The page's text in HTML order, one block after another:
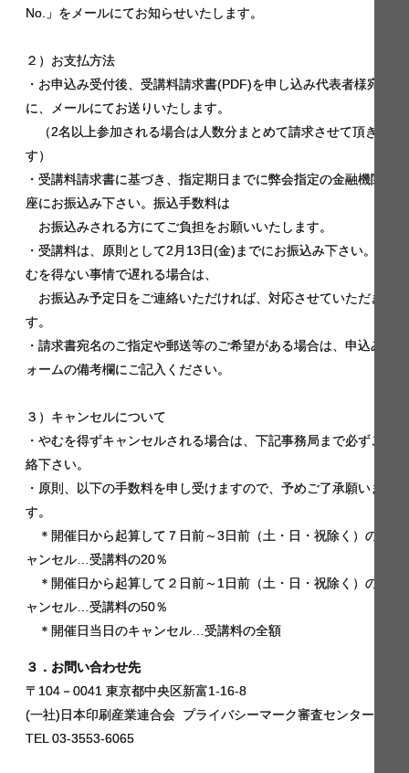
No.」をメールにてお知らせいたします。
２）お支払方法
・お申込み受付後、受講料請求書(PDF)を申し込み代表者様宛
に、メールにてお送りいたします。
（2名以上参加される場合は人数分まとめて請求させて頂きま
す）
・受講料請求書に基づき、指定期日までに弊会指定の金融機関口
座にお振込み下さい。振込手数料は
お振込みされる方にてご負担をお願いいたします。
・受講料は、原則として2月13日(金)までにお振込み下さい。や
むを得ない事情で遅れる場合は、
お振込み予定日をご連絡いただければ、対応させていただきま
す。
・請求書宛名のご指定や郵送等のご希望がある場合は、申込みフ
ォームの備考欄にご記入ください。
３）キャンセルについて
・やむを得ずキャンセルされる場合は、下記事務局まで必ずご連
絡下さい。
・原則、以下の手数料を申し受けますので、予めご了承願いま
す。
＊開催日から起算して７日前～3日前（土・日・祝除く）のキ
ャンセル…受講料の20％
＊開催日から起算して２日前～1日前（土・日・祝除く）のキ
ャンセル…受講料の50％
＊開催日当日のキャンセル…受講料の全額
３．お問い合わせ先
〒104－0041 東京都中央区新富1-16-8
(一社)日本印刷産業連合会 プライバシーマーク審査センター
TEL 03-3553-6065